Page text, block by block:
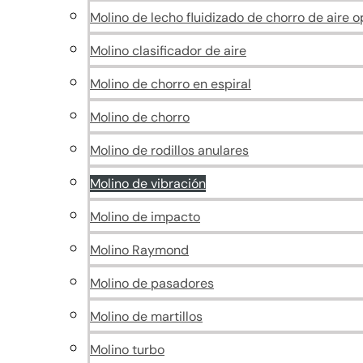
Molino de lecho fluidizado de chorro de aire
Molino clasificador de aire
Molino de chorro en espiral
Molino de chorro
Molino de rodillos anulares
Molino de vibración
Molino de impacto
Molino Raymond
Molino de pasadores
Molino de martillos
Molino turbo